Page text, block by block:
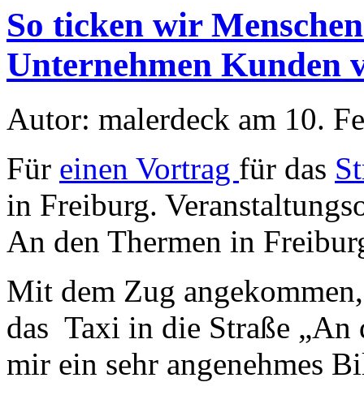
So ticken wir
Unternehmen Kunden
Autor: malerdeck am 10.
Für einen Vortrag für das
in Freiburg.
An den Thermen in
Mit dem Zug
das Taxi in die Straße
mir ein sehr angenehmes